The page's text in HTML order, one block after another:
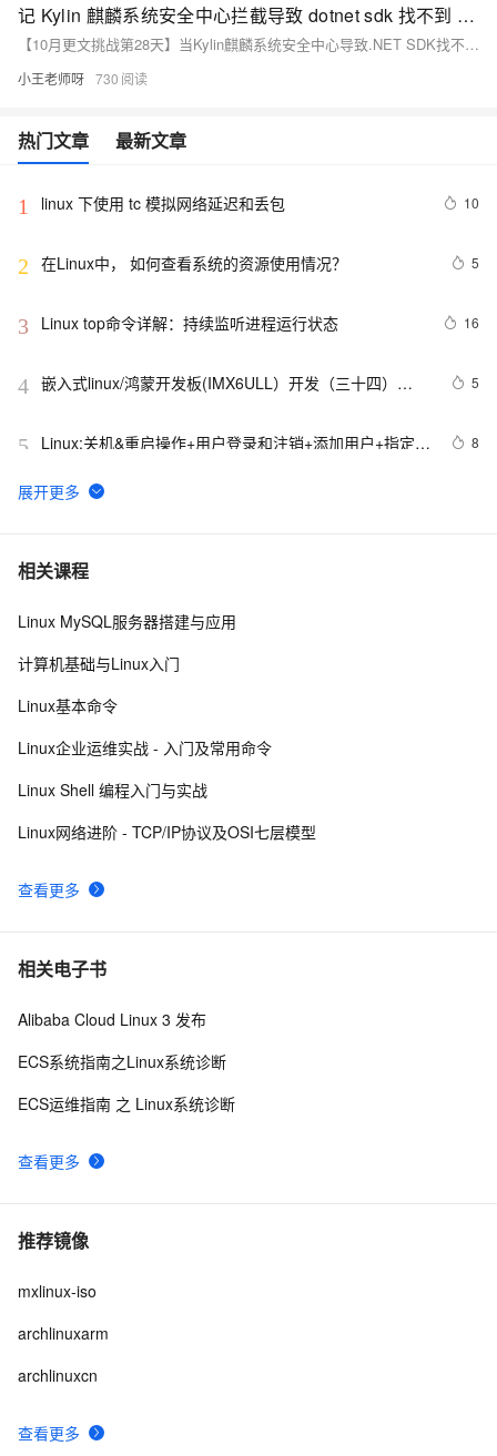
记 Kylin 麒麟系统安全中心拦截导致 dotnet sdk 找不到 OpenSsl 构建失败
【10月更文挑战第28天】当Kylin麒麟系统安全中心导致.NET SDK找不到OpenSsl并构建失败时，可从检查安全中心拦截规则、确认OpenSsl安装和配置、验证.NET SDK配置及重新构建项目四个方面入手解决。包括查看拦截记录、调整拦截策略、检查OpenSsl安装与库文件路径、配置.NET SDK依赖及环境变量等步骤。
小王老师呀 730
热门文章 最新文章
1 linux 下使用 tc 模拟网络延迟和丢包 10
2 在Linux中， 如何查看系统的资源使用情况？ 5
3 Linux top命令详解：持续监听进程运行状态 16
4 嵌入式linux/鸿蒙开发板(IMX6ULL）开发（三十四）
5
5
Linux:关机&重启操作+用户登录和注销+添加用户+指定/
用户/登录用户+用户组+修改用户的组+用户组和相关文件
8
6 linux主机模式（Host-Only）的网络配置
7 VMware安装Linux第一天
8 Linux运维不可不知的性能监控和调试工具
hacking
10 Linux下可以替换运行中的程序么？
相关课程
查看更多
Linux MySQL服务器搭建与应用
计算机基础与Linux入门
Linux基本命令
Linux企业运维实战 - 入门及常用命令
Linux Shell 编程入门与实战
Linux网络进阶 - TCP/IP协议及OSI七层模型
相关电子书
查看更多
Alibaba Cloud Linux 3 发布
ECS系统指南之Linux系统诊断
ECS运维指南 之 Linux系统诊断
推荐镜像
查看更多
mxlinux-iso
archlinuxarm
archlinuxcn